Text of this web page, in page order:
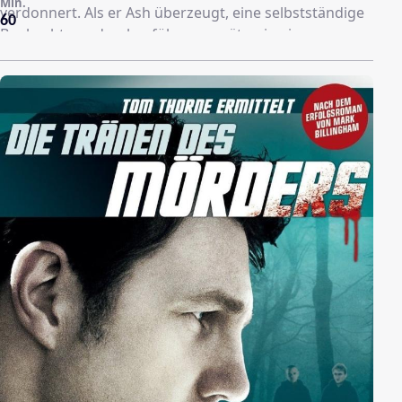
verdonnert. Als er Ash überzeugt, eine selbstständige
Beobachtung durchzuführen, gerät er in einen
Überfall. Marcus Ashton, genannt „Ash“, ist ein
Zollbeamter mit scharfer Beobachtungsgabe und
einem instinktiven Spürsinn für Verbrecher. Nach einer
schiefgelaufenen Operation wird er von der
Undercover Spezialeinheit UNIT (Undercover Narcotics
Investigation Team) entdeckt, die ihn kurzerhand
abwirbt. Gemeinsam machen sie nun Jagd auf die
gefährlichsten Verbrecher Englands. Durch ihr
besonderes „Gehör“ finden sie schnell Zugang in die
Welt der Drogen und Machenschaften. Ein Kampf
zwischen Ash und dem Boss des Drogenrings beginnt.
60